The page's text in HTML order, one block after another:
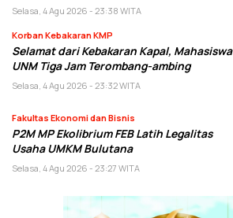
Selasa, 4 Agu 2026 - 23:38 WITA
Korban Kebakaran KMP
Selamat dari Kebakaran Kapal, Mahasiswa
UNM Tiga Jam Terombang-ambing
Selasa, 4 Agu 2026 - 23:32 WITA
Fakultas Ekonomi dan Bisnis
P2M MP Ekolibrium FEB Latih Legalitas
Usaha UMKM Bulutana
Selasa, 4 Agu 2026 - 23:27 WITA